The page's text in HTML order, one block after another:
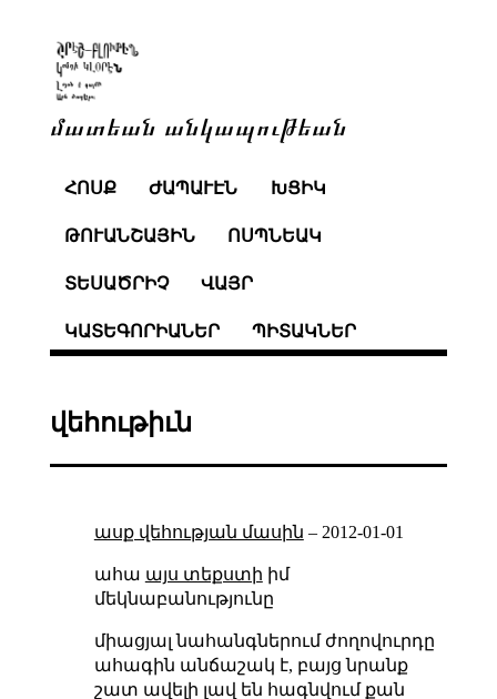
մատեան անկապութեան
ՀՈՍՔ ԺԱՊԱՒԷՆ ԽՑԻԿ
ԹՈՒԱՆՇԱՅԻՆ ՈՍՊՆԵԱԿ
ՏԵՍԱԾՐԻՉ ՎԱՅՐ
ԿԱՏԵԳՈՐԻԱՆԵՐ ՊԻՏԱԿՆԵՐ
վեհութիւն
ասք վեհության մասին – 2012-01-01
ահա այս տեքստի իմ
մեկնաբանությունը
միացյալ նահանգներում ժողովուրդը
ահագին անճաշակ է, բայց նրանք
շատ ավելի լավ են հագնվում քան